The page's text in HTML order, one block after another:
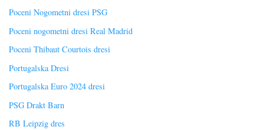
Poceni Nogometni dresi PSG
Poceni nogometni dresi Real Madrid
Poceni Thibaut Courtois dresi
Portugalska Dresi
Portugalska Euro 2024 dresi
PSG Drakt Barn
RB Leipzig dres